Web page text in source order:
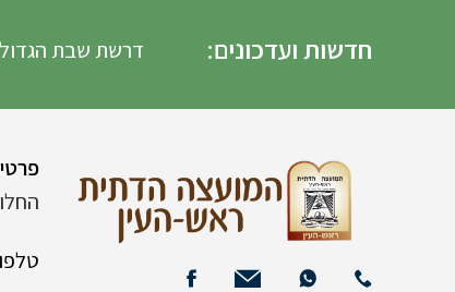
חדשות ועדכונים: דרשת שבת הגדול
החלוץ 22 (ליד